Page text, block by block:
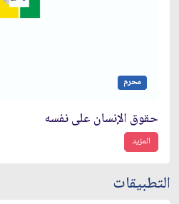
محرم
حقوق الإنسان على نفسه
المزيد
التطبيقات